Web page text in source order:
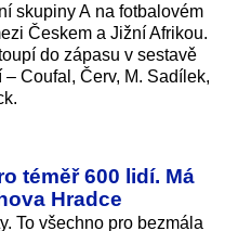
skupiny A na fotbalovém
Českem a Jižní Afrikou.
do zápasu v sestavě
Coufal, Červ, M. Sadílek,
téměř 600 lidí. Má
Hradce
To všechno pro bezmála